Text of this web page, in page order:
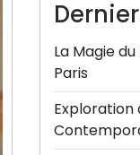
La Magie
Paris
Exploration